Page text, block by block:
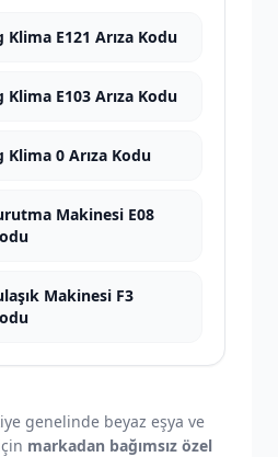
Klima E121 Arıza Kodu
Klima E103 Arıza Kodu
Klima 0 Arıza Kodu
Makinesi E08
Makinesi F3
genelinde beyaz eşya ve
markadan bağımsız özel